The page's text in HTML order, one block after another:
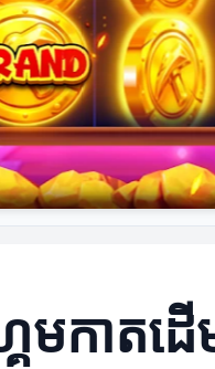
េមកាត